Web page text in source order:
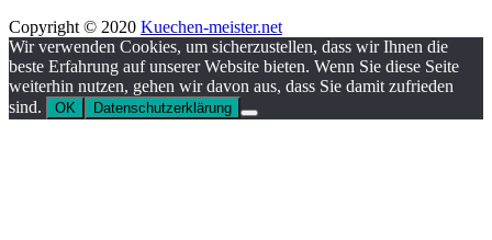
Copyright © 2020 Kuechen-meister.net
Wir verwenden Cookies, um sicherzustellen, dass wir Ihnen die
beste Erfahrung auf unserer Website bieten. Wenn Sie diese Seite
weiterhin nutzen, gehen wir davon aus, dass Sie damit zufrieden
sind.
OK Datenschutzerklärung